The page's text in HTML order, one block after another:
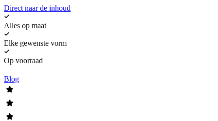
Direct naar de inhoud
Alles op maat
Elke gewenste vorm
Op voorraad
Blog